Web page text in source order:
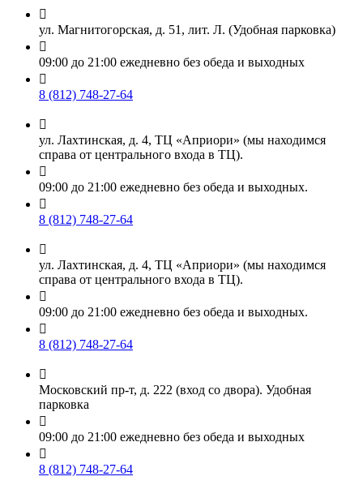

ул. Магнитогорская, д. 51, лит. Л. (Удобная парковка)

09:00 до 21:00 ежедневно без обеда и выходных

8 (812) 748-27-64

ул. Лахтинская, д. 4, ТЦ «Априори» (мы находимся
справа от центрального входа в ТЦ).

09:00 до 21:00 ежедневно без обеда и выходных.

8 (812) 748-27-64

ул. Лахтинская, д. 4, ТЦ «Априори» (мы находимся
справа от центрального входа в ТЦ).

09:00 до 21:00 ежедневно без обеда и выходных.

8 (812) 748-27-64

Московский пр-т, д. 222 (вход со двора). Удобная
парковка

09:00 до 21:00 ежедневно без обеда и выходных

8 (812) 748-27-64